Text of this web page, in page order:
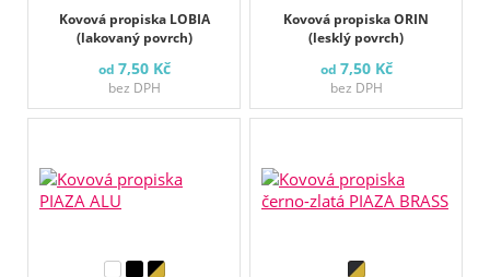
Kovová propiska LOBIA
(lakovaný povrch)
od 7,50 Kč
bez DPH
Kovová propiska ORIN
(lesklý povrch)
od 7,50 Kč
bez DPH